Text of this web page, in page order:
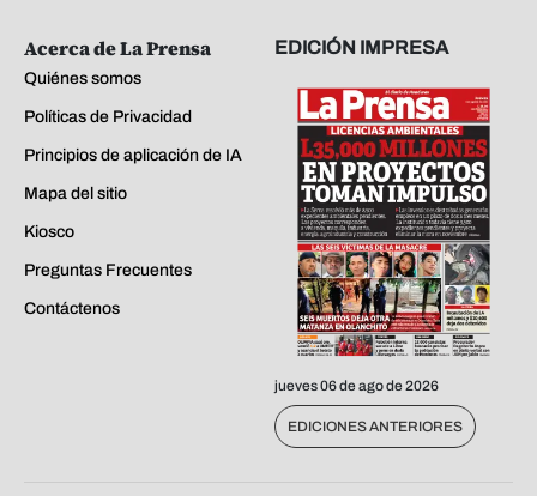
Acerca de La Prensa
Quiénes somos
Políticas de Privacidad
Principios de aplicación de IA
Mapa del sitio
Kiosco
Preguntas Frecuentes
Contáctenos
EDICIÓN IMPRESA
jueves 06 de ago de 2026
EDICIONES ANTERIORES